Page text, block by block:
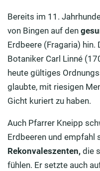
Bereits im 11.
von Bingen auf den
Erdbeere (Fragaria)
Botaniker Carl Linné
heute gültiges
glaubte, mit riesigen
Gicht kuriert zu haben.
Auch Pfarrer Kneipp
Erdbeeren und empfahl
Rekonvaleszenten, die
fühlen. Er setzte auch